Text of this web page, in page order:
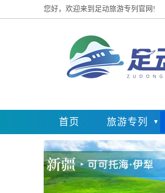
您好，欢迎来到足动旅游专列官网!
首页 旅游专列